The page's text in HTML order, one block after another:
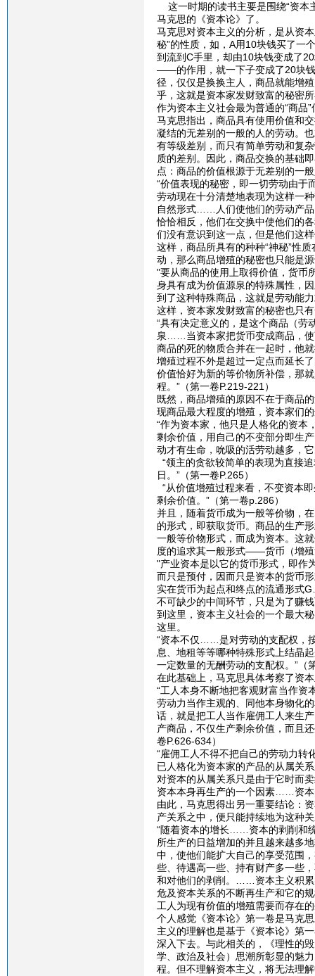
这一时期的读书主要是围绕“资本
马克思的《资本论》了。
马克思对资本主义的分析，是从资
秘”的性质，如，A用10块钱买了一
到流到C手里，却由10块钱变成了
——的作用，就一下子变成了20块钱
径，仅仅是换换主人，商品就能增
乎，这就是资本家发财致富的秘密
作为资本主义社会最为普通的“商品
马克思指出，商品具有使用价值和
凝结的无差别的一般的人的劳动。
有等级差别，而只有简单劳动和复
质的差别。因此，商品交换的基础
点：商品的价值根源于无差别的一
“价值表现的秘密，即一切劳动由
劳动现在十分清楚地表现为这样一
自然形式……人们使他们的劳动产品
恰恰相反，他们在交换中使他们的
们没有意识到这一点，但是他们这
这样，商品所具有的种种“神秘”性
动，那么商品增殖的秘密也只能是
"要从商品的使用上取得价值，货币
身具有成为价值源泉的特殊属性，
到了这种特殊商品，这就是劳动能
这样，资本家发财致富的秘密也只
“具有决定意义的，是这个商品（劳
泉……当资本家把货币变成商品，使
商品的死的物质合并在一起时，他
增殖过程不外是超过一定点而延长
价值恰好为新的等价物所补偿，那
程。”（第一卷P.219-221）
既然，商品增殖的原因不在于商品
现商品最大程度的增殖，资本家们
“作为资本家，他只是人格化的资本
剩余价值，用自己的不变部分即生
动才有生命，吮吸的活劳动越多，
“领主的贪欲较简单的表现为直接
日。”（第一卷P.265）
“从价值增殖过程来看，不变资本
剩余价值。”（第一卷p.286）
并且，随着货币成为一般等价物，
的形式，即获取货币。商品的生产
一般等价物形式，而成为资本。这
度的追求其一般形式——货币（增殖
"产业资本是以它的货币形式，即作
而只是预付，因而只是资本的货币
实在货币为起点和终点的流通形式
不可缺少的中间环节，只是为了赚
到这里，资本主义社会的一个最大
这里。
“资本不仅……是对劳动的支配权，
息、地租等等哪种特殊形式上结晶
一定数量的无酬劳动的支配权。”（
在此基础上，马克思具体考察了资
“工人本身不断地把客观财富当作资
劳动力当作主观的、同他本身物化
话，就是把工人当作雇佣工人来生
产商品，不仅生产剩余价值，而且
卷P.626-634）
“雇佣工人不得不把自己的劳动力转
已人格化为资本家的产品的从属关
对资本的从属关系只是由于它时而
资本本身再生产的一个因素……资本
由此，马克思得出另一重要结论：
产关系之中，便只能持续地为这种
“随着资本的增长……资本的剥削和
所生产的日益增加的并且越来越多
中，使他们能扩大自己的享受范围
些、待遇高一些、持有财产多一些
和对他们的剥削。……资本主义积累
危及资本关系的不断再生产和它的
工人为现有价值的增殖需要而存在
个人感觉《资本论》第一卷是马克
主义的理解也是基于《资本论》第
深入下去。与此相关的，《理性的
学、政治及社会）思潮所彰显的魅
程。但不理解资本主义，将无法理